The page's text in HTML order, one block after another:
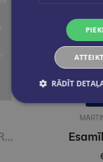
The Function of Reality in Society
RĀDĪT